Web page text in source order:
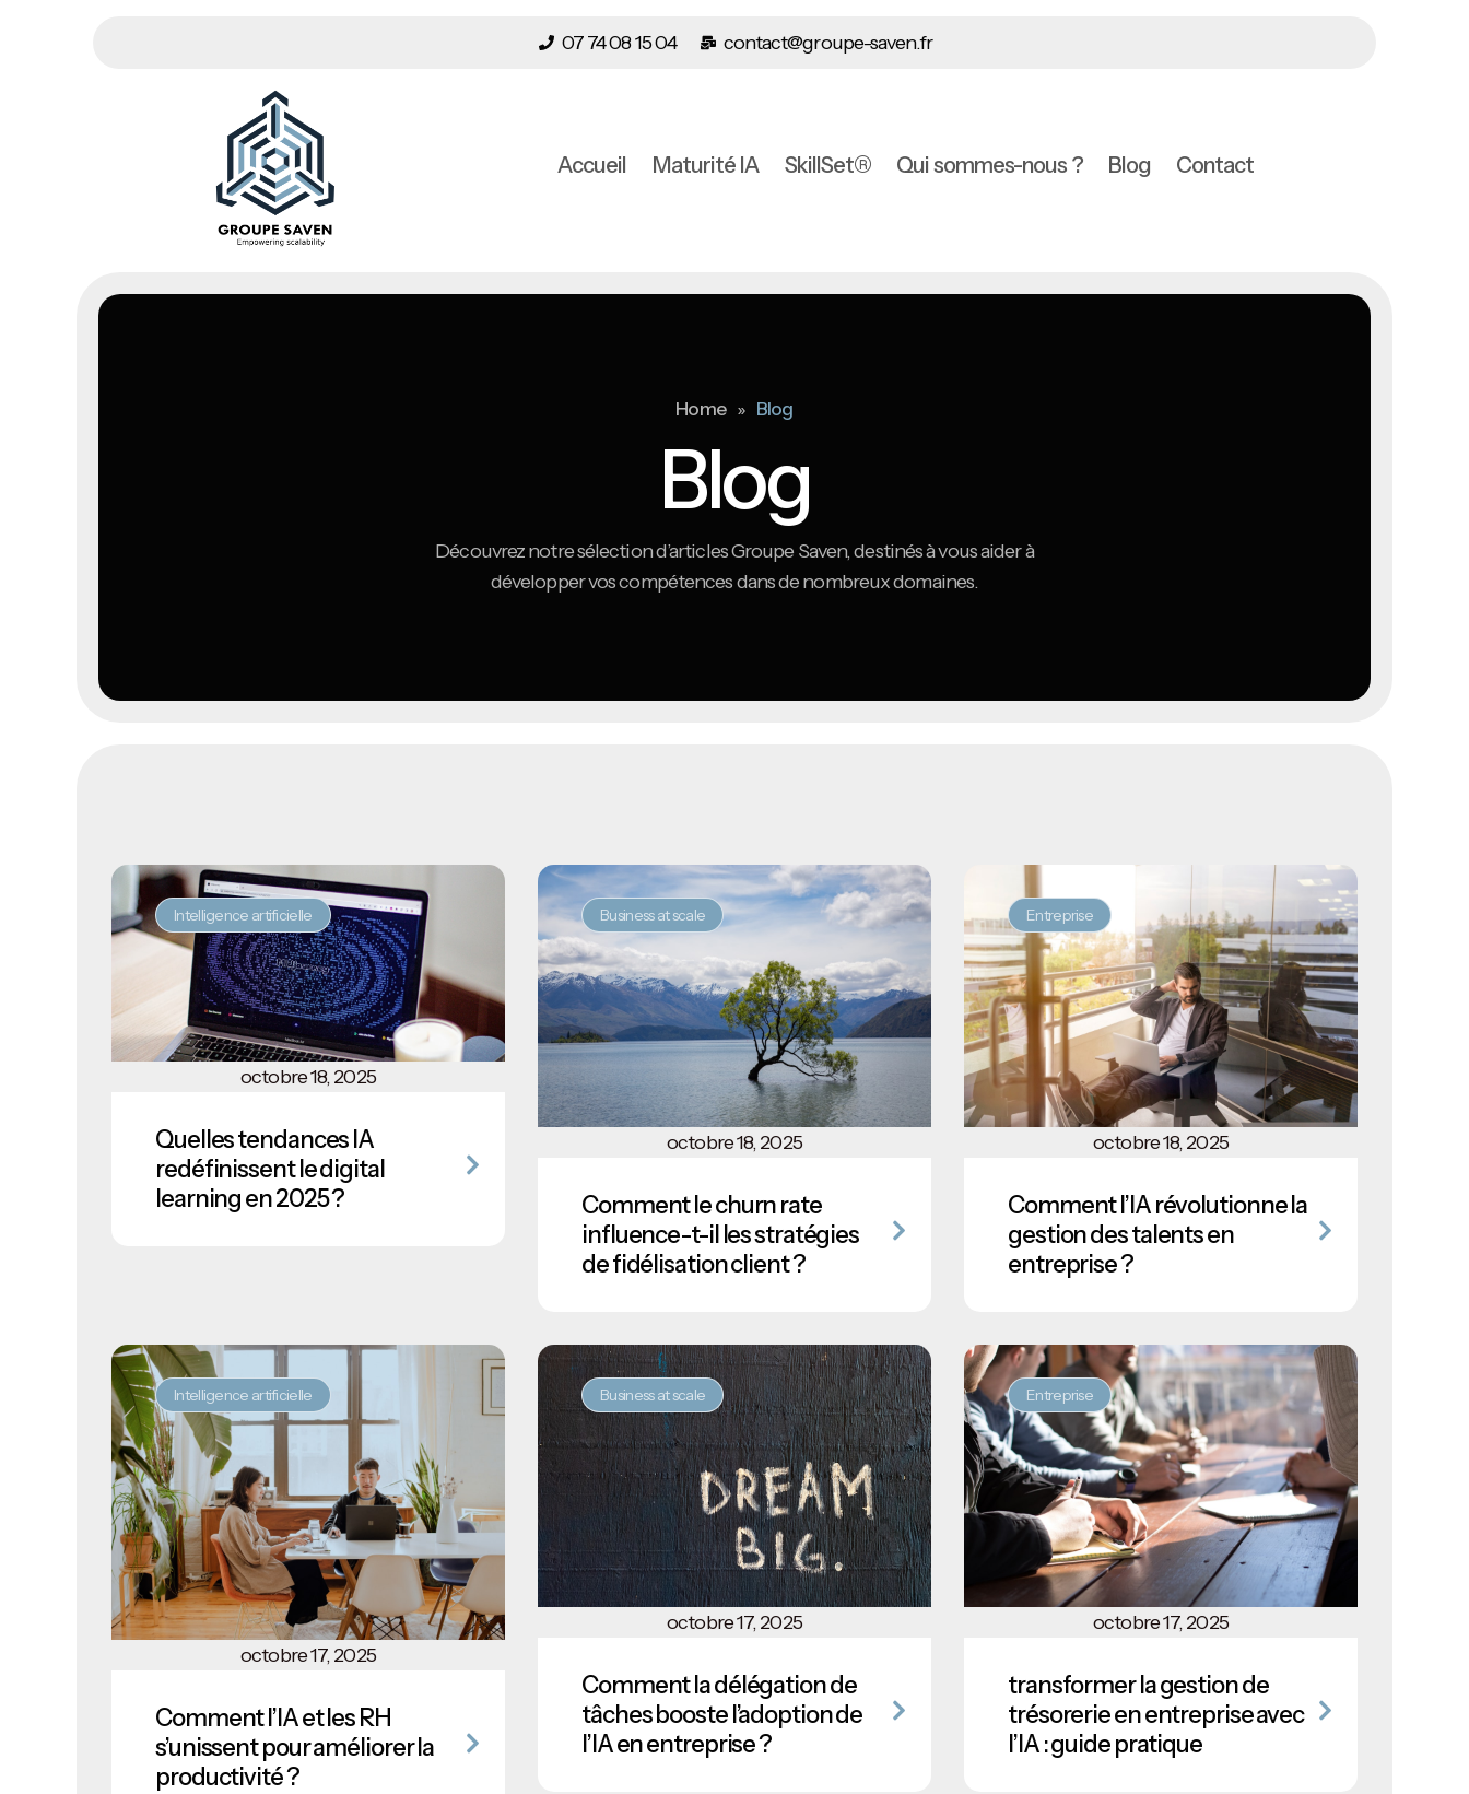
07 74 08 15 04 contact@groupe-saven.fr
Accueil Maturité IA SkillSet® Qui sommes-nous ? Blog Contact
Home » Blog
Blog
Découvrez notre sélection d’articles Groupe Saven, destinés à vous aider à
développer vos compétences dans de nombreux domaines.
Intelligence artificielle
octobre 18, 2025
Quelles tendances IA
redéfinissent le digital
learning en 2025 ?
Business at scale
octobre 18, 2025
Comment le churn rate
influence-t-il les stratégies
de fidélisation client ?
Entreprise
octobre 18, 2025
Comment l’IA révolutionne la
gestion des talents en
entreprise ?
Intelligence artificielle
octobre 17, 2025
Comment l’IA et les RH
s’unissent pour améliorer la
productivité ?
Business at scale
octobre 17, 2025
Comment la délégation de
tâches booste l’adoption de
l’IA en entreprise ?
Entreprise
octobre 17, 2025
transformer la gestion de
trésorerie en entreprise avec
l’IA : guide pratique